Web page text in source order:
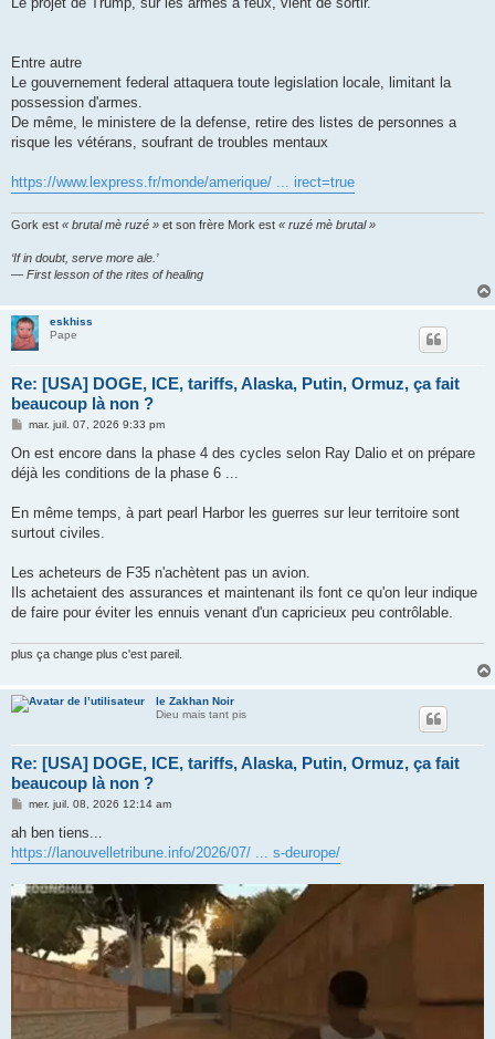
a
Entre autre
Le gouvernement federal attaquera toute legislation locale, limitant la
possession d'armes.
De même, le ministere de la defense, retire des listes de personnes a
risque les vétérans, soufrant de troubles mentaux
https://www.lexpress.fr/monde/amerique/ ... irect=true
Gork est « brutal mè ruzé » et son frère Mork est « ruzé mè brutal »
‘If in doubt, serve more ale.’
— First lesson of the rites of healing
eskhiss
Pape
Re: [USA] DOGE, ICE, tariffs, Alaska, Putin, Ormuz, ça fait
beaucoup là non ?
M
s
a
mar. juil. 07, 2026 9:33 pm
On est encore dans la phase 4 des cycles selon Ray Dalio et on prépare
déjà les conditions de la phase 6 ...
En même temps, à part pearl Harbor les guerres sur leur territoire sont
surtout civiles.
Les acheteurs de F35 n'achètent pas un avion.
Ils achetaient des assurances et maintenant ils font ce qu'on leur indique
de faire pour éviter les ennuis venant d'un capricieux peu contrôlable.
plus ça change plus c'est pareil.
le Zakhan Noir
Dieu mais tant pis
Re: [USA] DOGE, ICE, tariffs, Alaska, Putin, Ormuz, ça fait
beaucoup là non ?
M
s
a
e
mer. juil. 08, 2026 12:14 am
ah ben tiens...
https://lanouvelletribune.info/2026/07/ ... s-deurope/